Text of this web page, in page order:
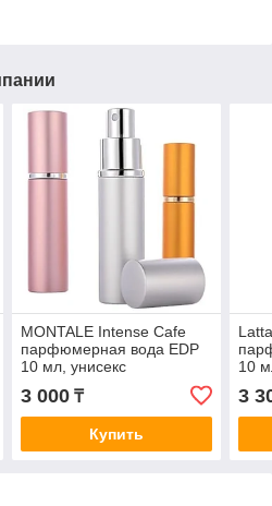
MONTALE Intense Cafe
парфюмерная вода EDP
10 мл, унисекс
3 000₸
Купить
10
3